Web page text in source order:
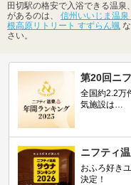
田切駅の格安で入浴できる温
があるのは、 信州いいじま温
根高原リトリート すずらん颯
さい。
第20回ニ
全国約2.2万
気施設は…
ニフティ
おふろ好き
決定！